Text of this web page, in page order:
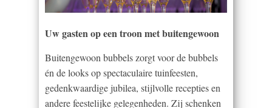
Uw gasten op een troon met buitengewoon
Buitengewoon bubbels zorgt voor de bubbels
én de looks op spectaculaire tuinfeesten,
gedenkwaardige jubilea, stijlvolle recepties en
andere feestelijke gelegenheden. Zij schenken